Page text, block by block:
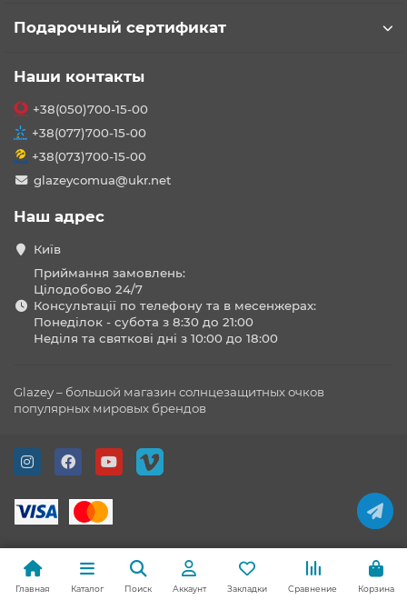
Подарочный сертификат
Наши контакты
+38(050)700-15-00
+38(077)700-15-00
+38(073)700-15-00
glazeycomua@ukr.net
Наш адрес
Київ
Приймання замовлень:
Цілодобово 24/7
Консультації по телефону та в месенжерах:
Понеділок - субота з 8:30 до 21:00
Неділя та святкові дні з 10:00 до 18:00
Glazey – большой магазин солнцезащитных очков
популярных мировых брендов
Главная Каталог Поиск Аккаунт Закладки Сравнение Корзина